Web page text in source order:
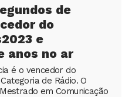
de
do
e
anos no ar
é o vencedor do
de Rádio. O
em Comunicação